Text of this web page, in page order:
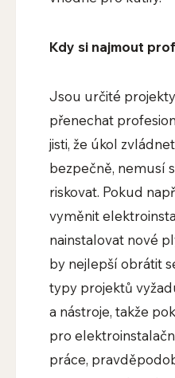
Kdy si najmout
Jsou určité
přenechat
jisti, že úkol
bezpečně, nemusí
riskovat. Pokud
vyměnit
nainstalovat nové
by nejlepší obrátit
typy projektů
a nástroje, takže
pro
práce,